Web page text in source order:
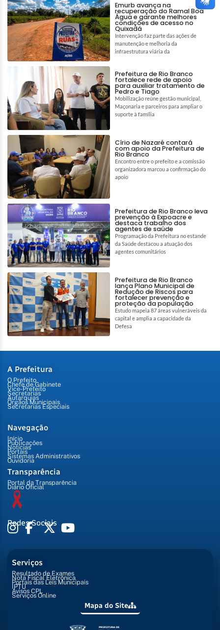
Emurb avança na
recuperação do Ramal Boa
Água e garante melhores
condições de acesso no
Quixadá
Intervenção faz parte das ações de
manutenção e melhoria da
infraestrutura viária da
Prefeitura de Rio Branco
fortalece rede de apoio
para auxiliar tratamento de
Pedro e Tiago
Mobilização reúne gestão municipal,
Maçonaria e parceiros para ampliar o
suporte à família
Círio de Nazaré contará
com apoio da Prefeitura de
Rio Branco
Encontro entre o prefeito e a comissão
organizadora marcou a confirmação do
apoio
Prefeitura de Rio Branco leva
prevenção à Expoacre e
destaca trabalho dos
agentes de saúde
Programação da Prefeitura no estande
da Saúde destacou a atuação dos
agentes comunitários
Prefeitura de Rio Branco
lança Plano Municipal de
Redução de Riscos para
fortalecer prevenção e
proteção da população
Estudo mapeia 87 áreas vulneráveis da
capital e amplia a capacidade da
Defesa
A Prefeitura
O Prefeito
Chefe de Gabinete
Vice-Prefeito
Secretarias
Autarquias
Órgãos Municipais
Secretarias Especiais
Navegação
Início
Publicações
Notícias
Portais
Sistemas Administrativos
Ouvidoria
Transparência
Portal da Transparência
Diário Oficial
Redes Sociais
Serviços
Resultado de Exames
Nota Fiscal Eletrônica
Portais das Leis Municipais
IPTU
Avisos CPL
Serviços Online
Mapa do Site